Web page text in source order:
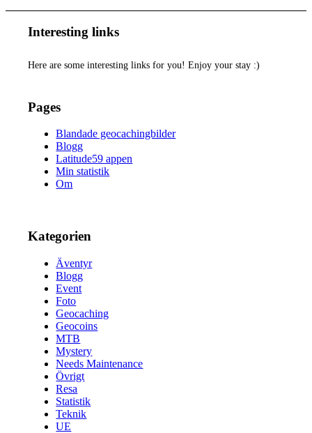
Interesting links
Here are some interesting links for you! Enjoy your stay :)
Pages
Blandade geocachingbilder
Blogg
Latitude59 appen
Min statistik
Om
Kategorien
Äventyr
Blogg
Event
Foto
Geocaching
Geocoins
MTB
Mystery
Needs Maintenance
Övrigt
Resa
Statistik
Teknik
UE